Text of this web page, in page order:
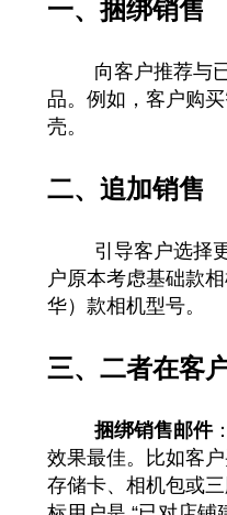
一、捆绑销售
向客户推荐与
品。例如，客户购
壳。
二、追加销售
引导客户选择
户原本考虑基础款
华）款相机型号。
三、二者在客
捆绑销售邮件
效果最佳。比如客
存储卡、相机包或